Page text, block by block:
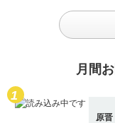
月間
原晋